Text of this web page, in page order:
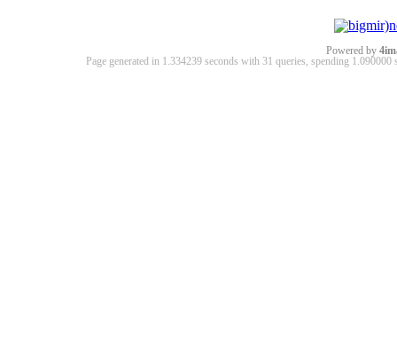
Powered by
Page generated in 1.334239 seconds with 31 queries, spending